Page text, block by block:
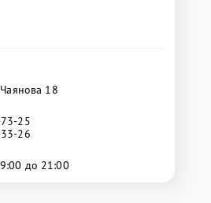
18
25
26
до 21:00